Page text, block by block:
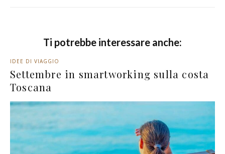
Ti potrebbe interessare anche:
IDEE DI VIAGGIO
Settembre in smartworking sulla costa
Toscana